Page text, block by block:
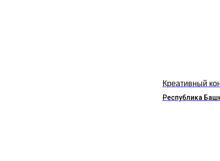
Креативный
Республика